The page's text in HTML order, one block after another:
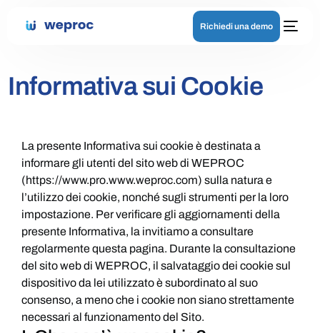
Richiedi una demo
Informativa sui Cookie
La presente Informativa sui cookie è destinata a
informare gli utenti del sito web di WEPROC
(https://www.pro.www.weproc.com) sulla natura e
l’utilizzo dei cookie, nonché sugli strumenti per la loro
impostazione. Per verificare gli aggiornamenti della
presente Informativa, la invitiamo a consultare
regolarmente questa pagina. Durante la consultazione
del sito web di WEPROC, il salvataggio dei cookie sul
dispositivo da lei utilizzato è subordinato al suo
consenso, a meno che i cookie non siano strettamente
necessari al funzionamento del Sito.